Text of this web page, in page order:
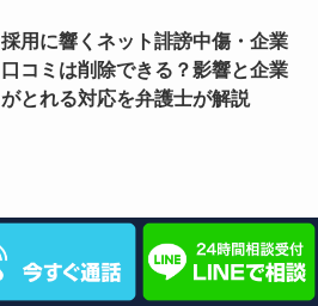
採用に響くネット誹謗中傷・企業
口コミは削除できる？影響と企業
がとれる対応を弁護士が解説